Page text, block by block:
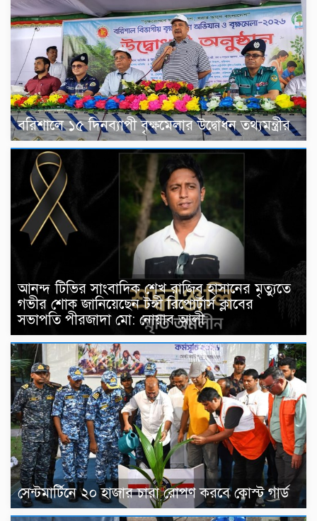
বরিশালে ১৫ দিনব্যাপী বৃক্ষমেলার উদ্বোধন তথ্যমন্ত্রীর
আনন্দ টিভির সাংবাদিক শেখ রাজিব হাসানের মৃত্যুতে
গভীর শোক জানিয়েছেন টঙ্গী রিপোর্টার্স ক্লাবের
সভাপতি পীরজাদা মো: নোয়াব আলী
সেন্টমার্টিনে ২০ হাজার চারা রোপণ করবে কোস্ট গার্ড